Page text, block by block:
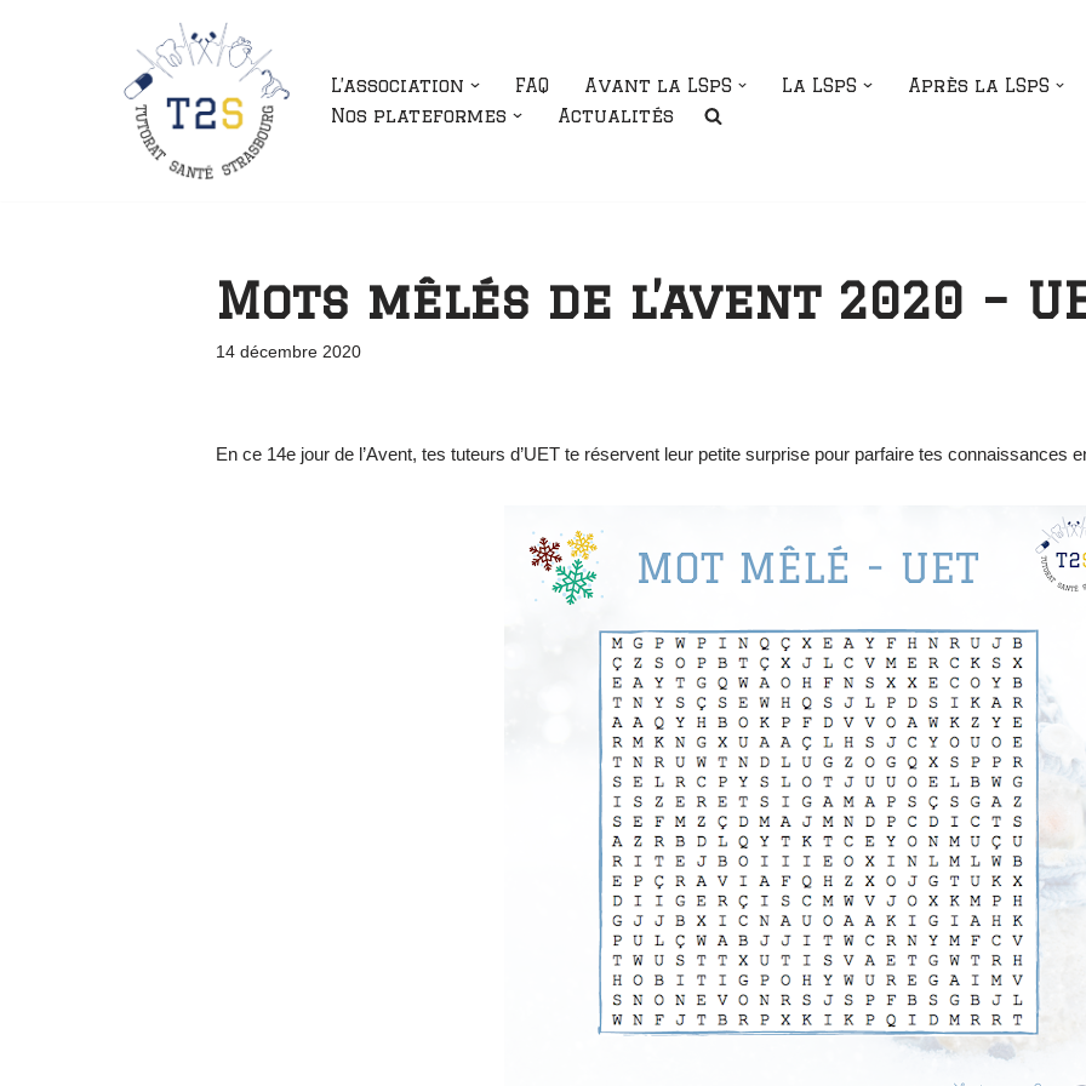
L’association FAQ Avant la LSpS La LSpS
Après la LSpS
Nos plateformes
Actualités
Mots mêlés de l’avent 2020 –
14 décembre 2020
En ce 14e jour de l’Avent, tes tuteurs d’UET te réservent leur petite surprise pour parfaire tes connaissances